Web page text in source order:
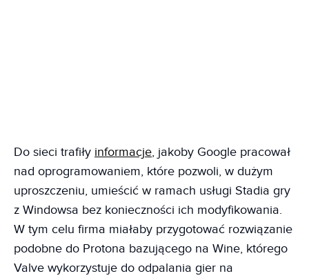
Do sieci trafiły informacje, jakoby Google pracował
nad oprogramowaniem, które pozwoli, w dużym
uproszczeniu, umieścić w ramach usługi Stadia gry
z Windowsa bez konieczności ich modyfikowania.
W tym celu firma miałaby przygotować rozwiązanie
podobne do Protona bazującego na Wine, którego
Valve wykorzystuje do odpalania gier na